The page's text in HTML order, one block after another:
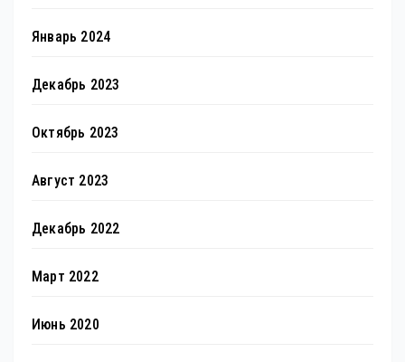
Январь 2024
Декабрь 2023
Октябрь 2023
Август 2023
Декабрь 2022
Март 2022
Июнь 2020